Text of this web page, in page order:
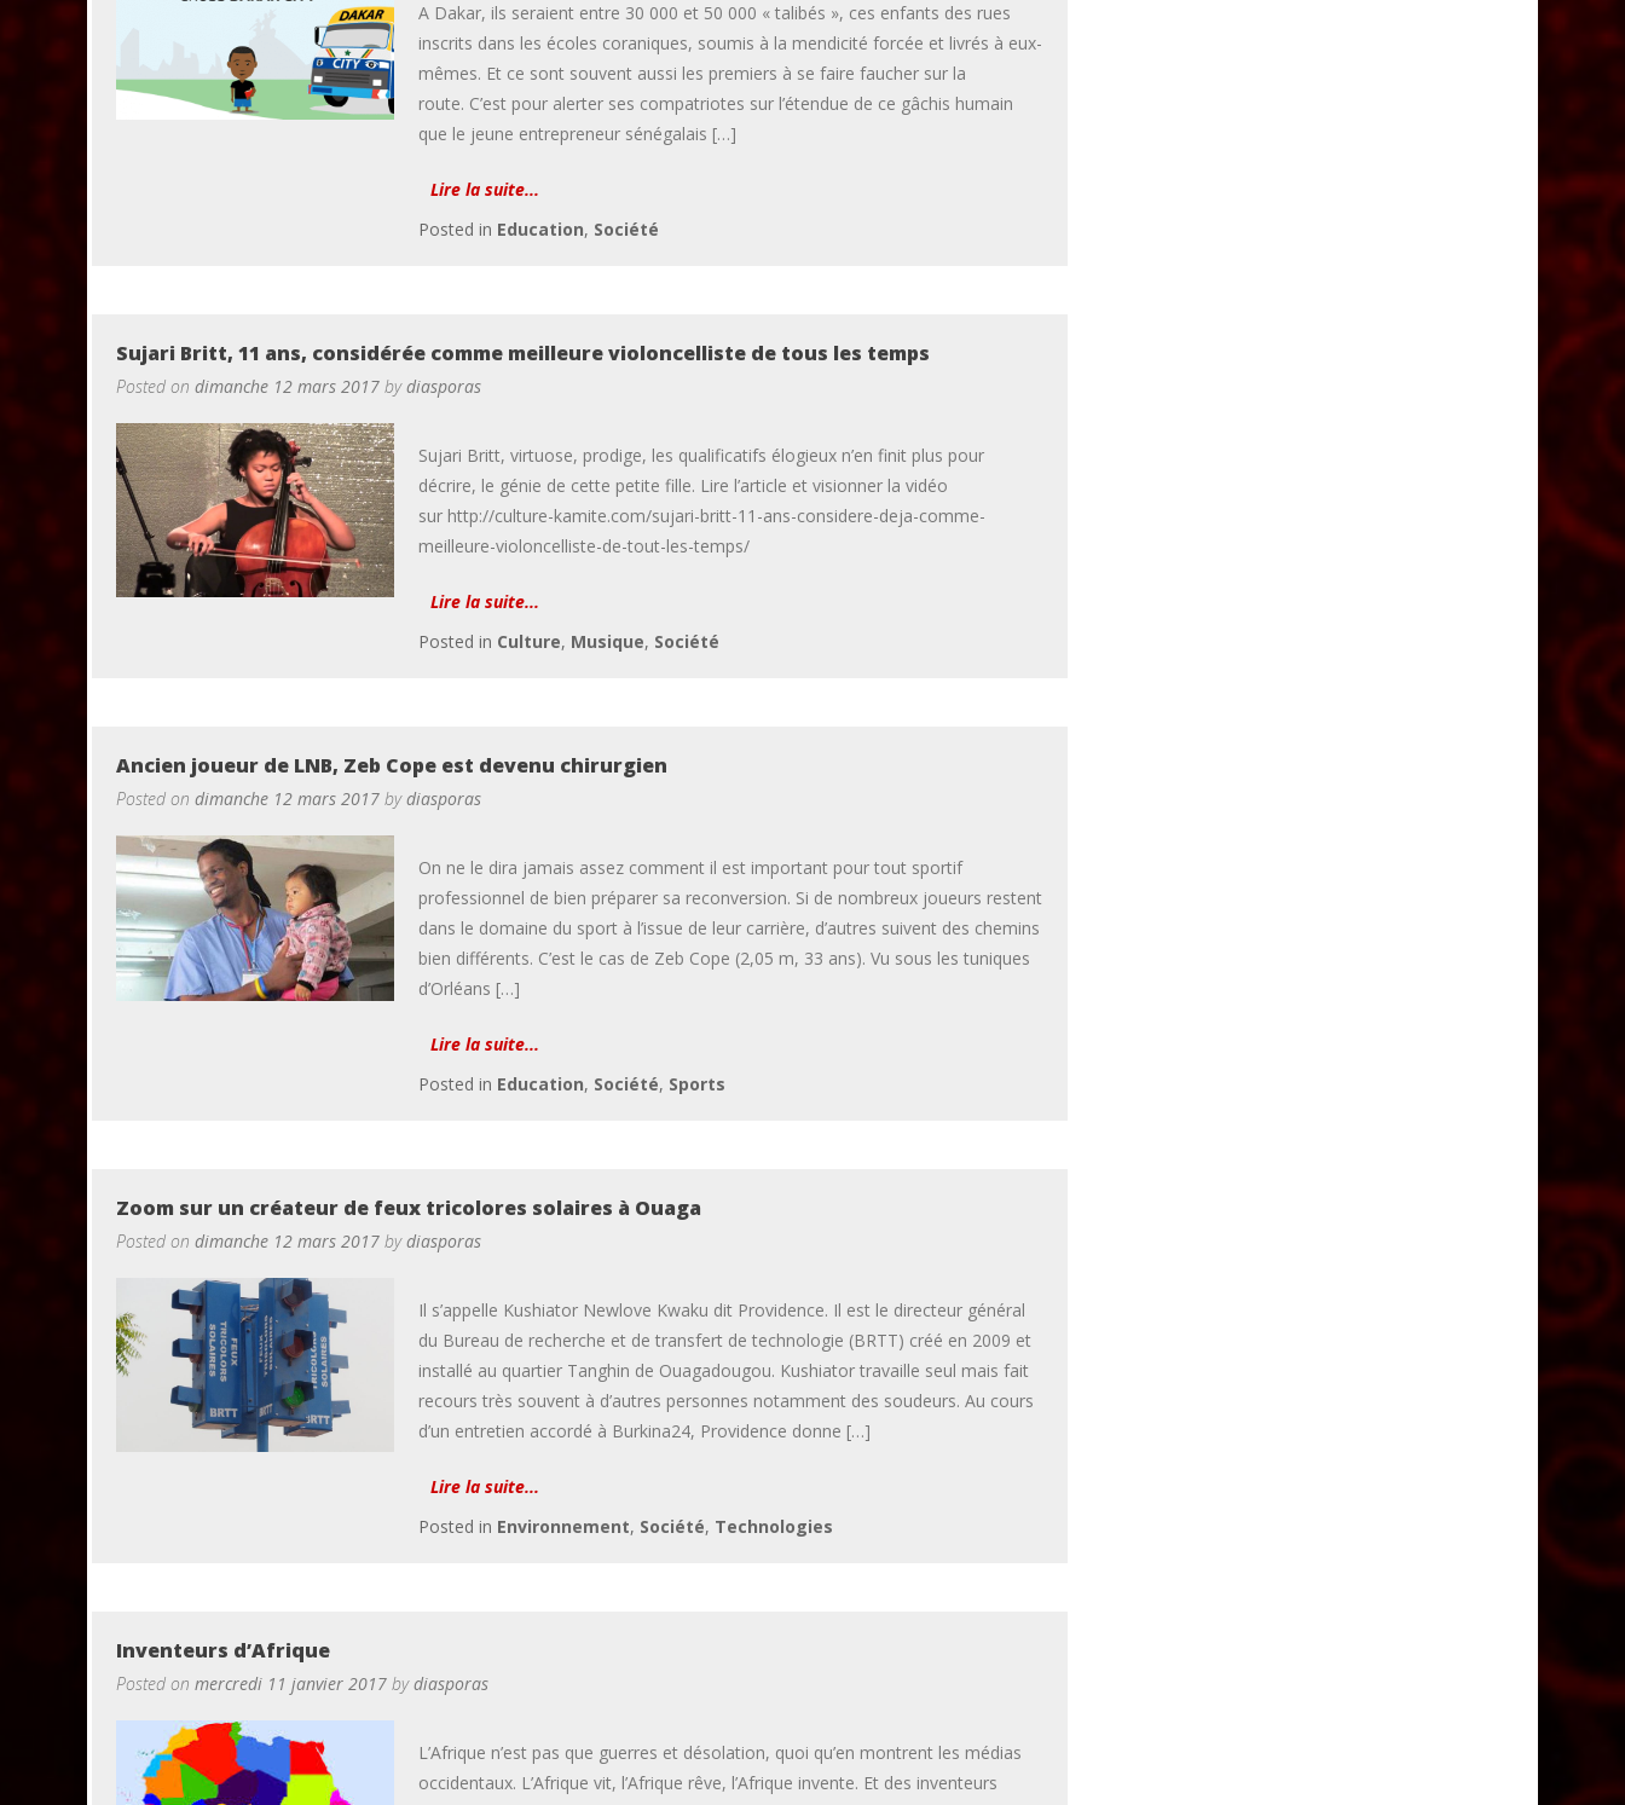
A Dakar, ils seraient entre 30 000 et 50 000 « talibés », ces enfants des rues
inscrits dans les écoles coraniques, soumis à la mendicité forcée et livrés à eux-
mêmes. Et ce sont souvent aussi les premiers à se faire faucher sur la
route. C’est pour alerter ses compatriotes sur l’étendue de ce gâchis humain
que le jeune entrepreneur sénégalais […]
Lire la suite...
Posted in Education, Société
Sujari Britt, 11 ans, considérée comme meilleure violoncelliste de tous les temps
Posted on dimanche 12 mars 2017 bydiasporas
Sujari Britt, virtuose, prodige, les qualificatifs élogieux n’en finit plus pour
décrire, le génie de cette petite fille. Lire l’article et visionner la vidéo
sur http://culture-kamite.com/sujari-britt-11-ans-considere-deja-comme-
meilleure-violoncelliste-de-tout-les-temps/
Lire la suite...
Posted in Culture, Musique, Société
Ancien joueur de LNB, Zeb Cope est devenu chirurgien
Posted on dimanche 12 mars 2017 bydiasporas
On ne le dira jamais assez comment il est important pour tout sportif
professionnel de bien préparer sa reconversion. Si de nombreux joueurs restent
dans le domaine du sport à l’issue de leur carrière, d’autres suivent des chemins
bien différents. C’est le cas de Zeb Cope (2,05 m, 33 ans). Vu sous les tuniques
d’Orléans […]
Lire la suite...
Posted in Education, Société, Sports
Zoom sur un créateur de feux tricolores solaires à Ouaga
Posted on dimanche 12 mars 2017 bydiasporas
Il s’appelle Kushiator Newlove Kwaku dit Providence. Il est le directeur général
du Bureau de recherche et de transfert de technologie (BRTT) créé en 2009 et
installé au quartier Tanghin de Ouagadougou. Kushiator travaille seul mais fait
recours très souvent à d’autres personnes notamment des soudeurs. Au cours
d’un entretien accordé à Burkina24, Providence donne […]
Lire la suite...
Posted in Environnement, Société, Technologies
Inventeurs d’Afrique
Posted on mercredi 11 janvier 2017 bydiasporas
L’Afrique n’est pas que guerres et désolation, quoi qu’en montrent les médias
occidentaux. L’Afrique vit, l’Afrique rêve, l’Afrique invente. Et des inventeurs